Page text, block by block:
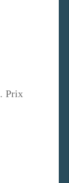
Prix